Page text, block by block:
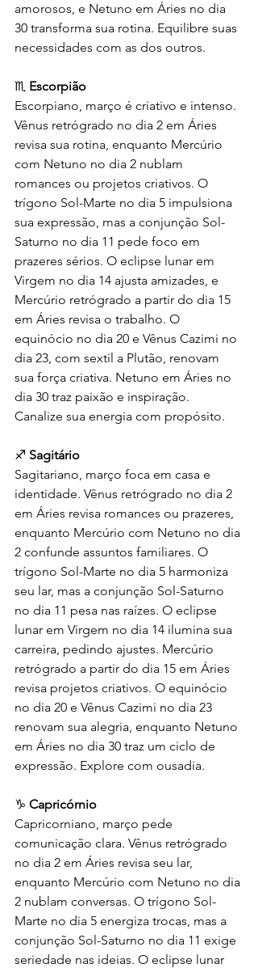
amorosos, e Netuno em Áries no dia
30 transforma sua rotina. Equilibre suas
necessidades com as dos outros.
♏ Escorpião
Escorpiano, março é criativo e intenso.
Vênus retrógrado no dia 2 em Áries
revisa sua rotina, enquanto Mercúrio
com Netuno no dia 2 nublam
romances ou projetos criativos. O
trígono Sol-Marte no dia 5 impulsiona
sua expressão, mas a conjunção Sol-
Saturno no dia 11 pede foco em
prazeres sérios. O eclipse lunar em
Virgem no dia 14 ajusta amizades, e
Mercúrio retrógrado a partir do dia 15
em Áries revisa o trabalho. O
equinócio no dia 20 e Vênus Cazimi no
dia 23, com sextil a Plutão, renovam
sua força criativa. Netuno em Áries no
dia 30 traz paixão e inspiração.
Canalize sua energia com propósito.
♐ Sagitário
Sagitariano, março foca em casa e
identidade. Vênus retrógrado no dia 2
em Áries revisa romances ou prazeres,
enquanto Mercúrio com Netuno no dia
2 confunde assuntos familiares. O
trígono Sol-Marte no dia 5 harmoniza
seu lar, mas a conjunção Sol-Saturno
no dia 11 pesa nas raízes. O eclipse
lunar em Virgem no dia 14 ilumina sua
carreira, pedindo ajustes. Mercúrio
retrógrado a partir do dia 15 em Áries
revisa projetos criativos. O equinócio
no dia 20 e Vênus Cazimi no dia 23
renovam sua alegria, enquanto Netuno
em Áries no dia 30 traz um ciclo de
expressão. Explore com ousadia.
♑ Capricórnio
Capricorniano, março pede
comunicação clara. Vênus retrógrado
no dia 2 em Áries revisa seu lar,
enquanto Mercúrio com Netuno no dia
2 nublam conversas. O trígono Sol-
Marte no dia 5 energiza trocas, mas a
conjunção Sol-Saturno no dia 11 exige
seriedade nas ideias. O eclipse lunar